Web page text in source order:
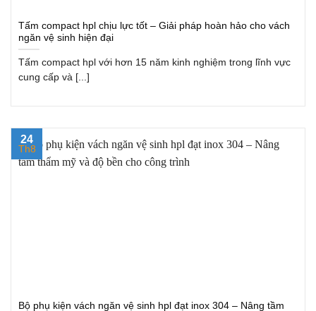
Tấm compact hpl chịu lực tốt – Giải pháp hoàn hảo cho vách
ngăn vệ sinh hiện đại
Tấm compact hpl với hơn 15 năm kinh nghiệm trong lĩnh vực
cung cấp và [...]
Bộ phụ kiện vách ngăn vệ sinh hpl đạt inox 304 – Nâng tầm
24
Th8